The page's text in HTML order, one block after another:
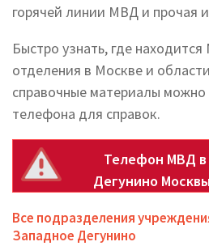
горячей линии МВД и прочая
Быстро узнать, где
отделения в Москве и
справочные материалы
телефона для справок.
Телефон МВД в
Дегунино
Все подразделения
Западное Дегунино